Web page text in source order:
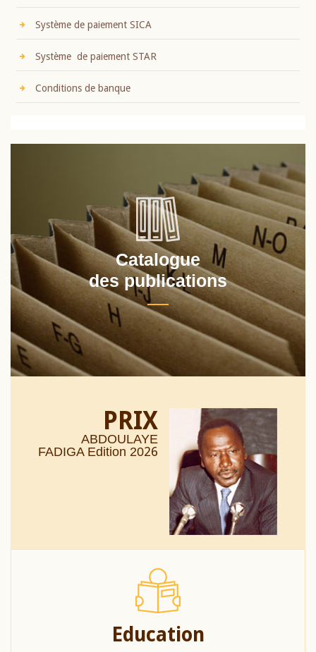
Système de paiement SICA
Système de paiement STAR
Conditions de banque
Catalogue
des publications
PRIX
ABDOULAYE
FADIGA Edition 2026
Education